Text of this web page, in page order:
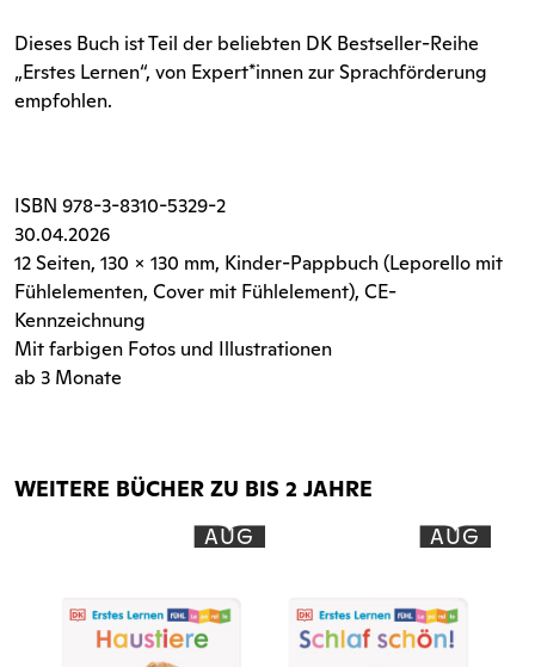
Dieses Buch ist Teil der beliebten DK Bestseller-Reihe
„Erstes Lernen“, von Expert*innen zur Sprachförderung
empfohlen.
ISBN 978-3-8310-5329-2
30.04.2026
12 Seiten, 130 x 130 mm, Kinder-Pappbuch (Leporello mit
Fühlelementen, Cover mit Fühlelement), CE-
Kennzeichnung
Mit farbigen Fotos und Illustrationen
ab 3 Monate
WEITERE BÜCHER ZU BIS 2 JAHRE
AUG
AUG